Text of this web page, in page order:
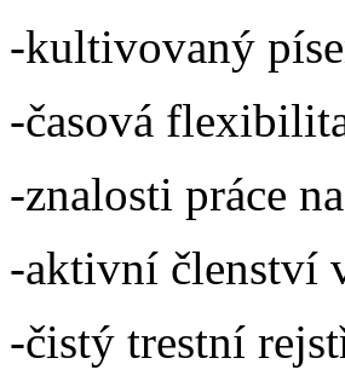
-kultivovaný
-časová
-znalosti práce
-aktivní členství
-čistý trestní